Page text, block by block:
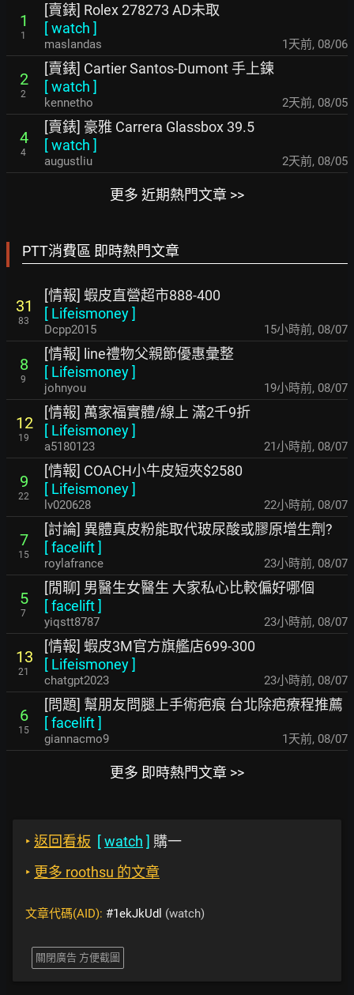
1
1
[賣錶] Rolex 278273 AD未取
[watch ]
maslandas 1天前, 08/06
2
2
[賣錶] Cartier Santos-Dumont 手上鍊
[watch ]
kennetho 2天前, 08/05
4
4
[賣錶] 豪雅 Carrera Glassbox 39.5
[watch ]
augustliu 2天前, 08/05
更多 近期熱門文章 >>
PTT消費區 即時熱門文章
31
83
[情報] 蝦皮直營超市888-400
[ Lifeismoney]
Dcpp2015 15小時前, 08/07
8
9
[情報] line禮物父親節優惠彙整
[ Lifeismoney]
johnyou 19小時前, 08/07
12
19
[情報] 萬家福實體/線上 滿2千9折
[ Lifeismoney]
a5180123 21小時前, 08/07
9
22
[情報] COACH小牛皮短夾$2580
[ Lifeismoney]
lv020628 22小時前, 08/07
7
15
[討論] 異體真皮粉能取代玻尿酸或膠原增生劑?
[facelift]
roylafrance 23小時前, 08/07
5
7
[閒聊] 男醫生女醫生 大家私心比較偏好哪個
[facelift]
yiqstt8787 23小時前, 08/07
13
21
[情報] 蝦皮3M官方旗艦店699-300
[ Lifeismoney]
chatgpt2023 23小時前, 08/07
6
15
[問題] 幫朋友問腿上手術疤痕 台北除疤療程推薦
[facelift]
giannacmo9 1天前, 08/07
更多 即時熱門文章 >>
‣ 返回看板 [watch ] 購一
‣ 更多 roothsu 的文章
文章代碼(AID): #1ekJkUdl (watch)
關閉廣告 方便截圖